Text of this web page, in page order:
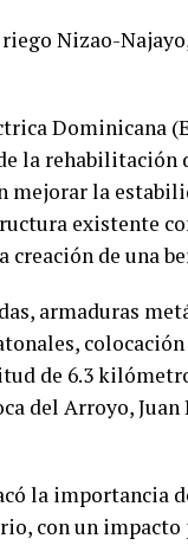
Nizao-
Dominicana
la rehabilitación
mejorar la
existente
de una
armaduras
de 6.3
del Arroyo, Juan
la importancia
con un